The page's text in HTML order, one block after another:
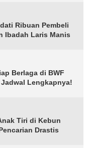
Ribuan Pembeli
Ibadah Laris Manis
Berlaga di BWF
Lengkapnya!
Tiri di Kebun
Drastis